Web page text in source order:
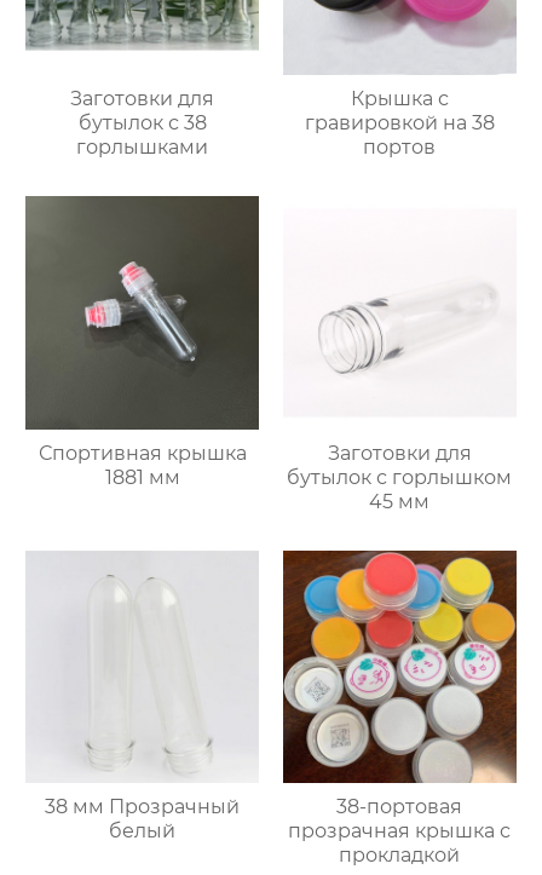
Заготовки для
бутылок с 38
горлышками
Крышка с
гравировкой на 38
портов
Спортивная крышка
1881 мм
Заготовки для
бутылок с горлышком
45 мм
38 мм Прозрачный
белый
38-портовая
прозрачная крышка с
прокладкой